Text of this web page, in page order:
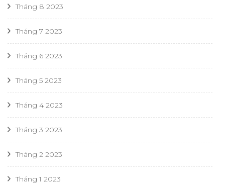
Tháng 8 2023
Tháng 7 2023
Tháng 6 2023
Tháng 5 2023
Tháng 4 2023
Tháng 3 2023
Tháng 2 2023
Tháng 1 2023